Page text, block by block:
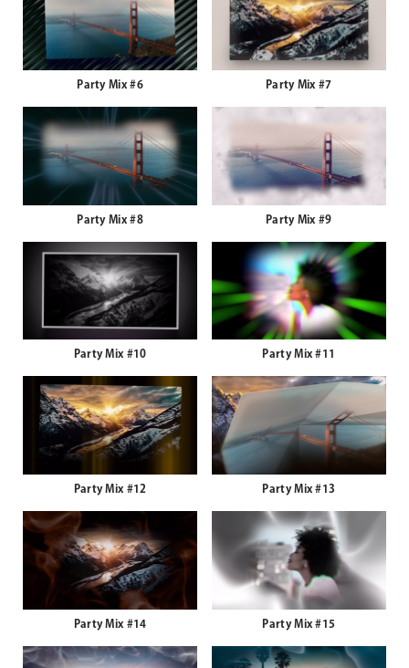
Party Mix #6 Party Mix #7
Party Mix #8 Party Mix #9
Party Mix #10 Party Mix #11
Party Mix #12 Party Mix #13
Party Mix #14 Party Mix #15